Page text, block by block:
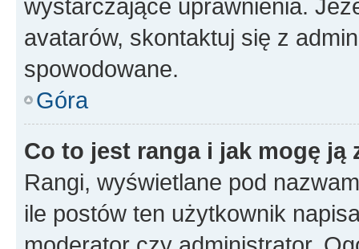
wystarczające uprawnienia.
avatarów, skontaktuj się z
spowodowane.
Góra
Co to jest ranga i jak mogę ją
Rangi, wyświetlane pod
ile postów ten użytkownik